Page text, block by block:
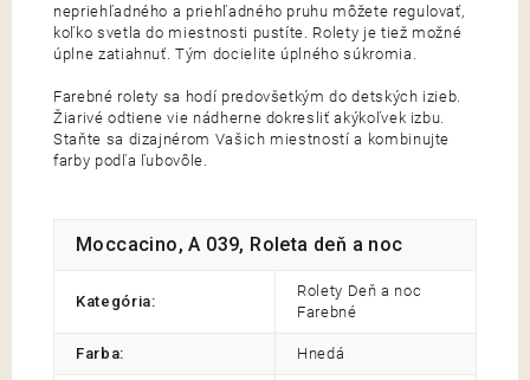
nepriehľadného a priehľadného pruhu môžete regulovať,
koľko svetla do miestnosti pustíte. Rolety je tiež možné
úplne zatiahnuť. Tým docielite úplného súkromia.
Farebné rolety sa hodí predovšetkým do detských izieb.
Žiarivé odtiene vie nádherne dokresliť akýkoľvek izbu.
Staňte sa dizajnérom Vašich miestností a kombinujte
farby podľa ľubovôle.
Moccacino, A 039, Roleta deň a noc
Kategória:
Rolety Deň a noc
Farebné
Farba: Hnedá